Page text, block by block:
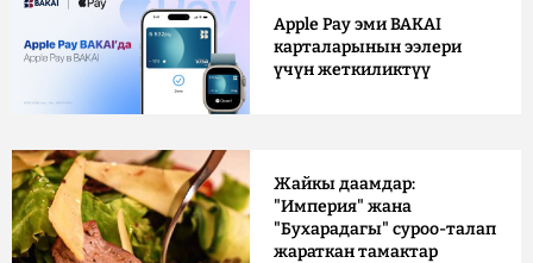
Apple Pay эми BAKAI
карталарынын ээлери
үчүн жеткиликтүү
Жайкы даамдар:
"Империя" жана
"Бухарадагы" суроо-талап
жараткан тамактар